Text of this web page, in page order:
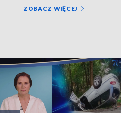
ZOBACZ WIĘCEJ